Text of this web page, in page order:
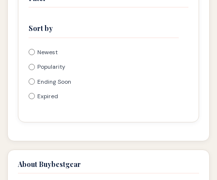
Sort by
Newest
Popularity
Ending Soon
Expired
About Buybestgear